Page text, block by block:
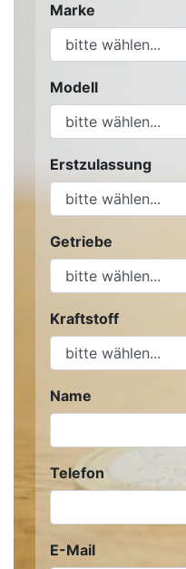
Marke
Modell
Erstzulassung
Getriebe
Kraftstoff
Name
Telefon
E-Mail